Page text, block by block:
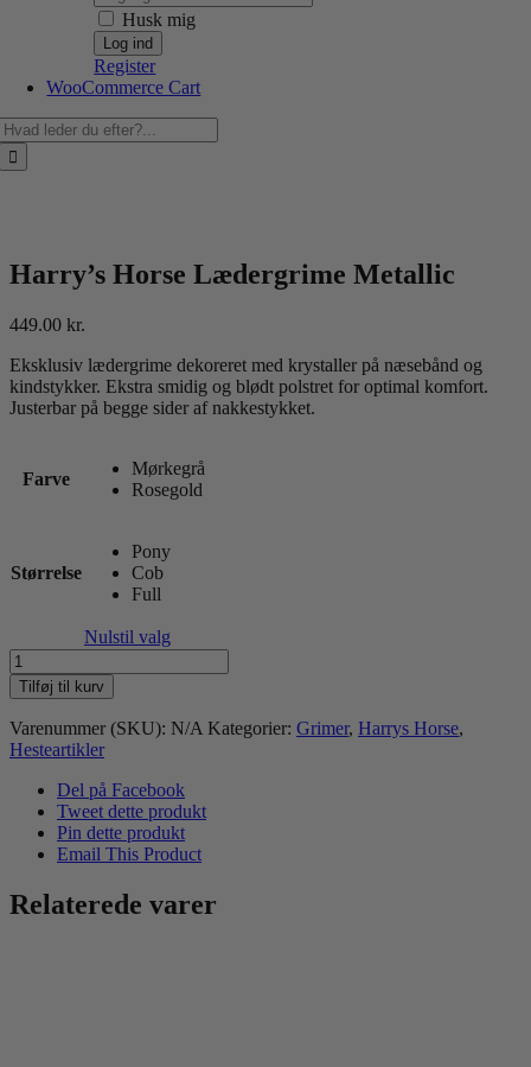
Husk mig
Register
WooCommerce Cart
Harry’s Horse Lædergrime Metallic
449.00 kr.
Eksklusiv lædergrime dekoreret med krystaller på næsebånd og
kindstykker. Ekstra smidig og blødt polstret for optimal komfort.
Justerbar på begge sider af nakkestykket.
Farve
Mørkegrå
Rosegold
Størrelse
Pony
Cob
Full
Nulstil valg
Harry's
Horse
Lædergrime
Metallic
antal
Tilføj til kurv
Varenummer (SKU): N/A Kategorier: Grimer, Harrys Horse,
Hesteartikler
Del på Facebook
Tweet dette produkt
Pin dette produkt
Email This Product
Relaterede varer